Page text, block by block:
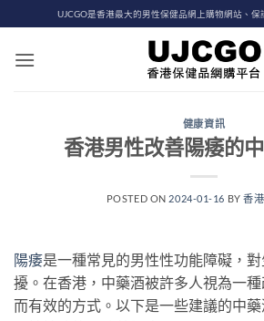
to
content
UJCGO是香港最大的男性保健品網上購物網站、保
健康資訊
香港男性改善陽痿的
POSTED ON 2024-01-16 BY香
陽痿是一種常見的男性性功能障礙，
擾。在香港，中藥酒被許多人視為一
而有效的方式。以下是一些建議的中